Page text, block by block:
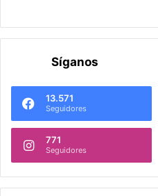
Síganos
13.571
Seguidores
771
Seguidores